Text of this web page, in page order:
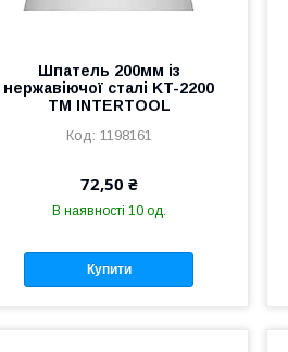
Шпатель 200мм із
нержавіючої сталі KT-2200
ТМ INTERTOOL
1198161
72,50 ₴
В наявності 10 од.
Купити